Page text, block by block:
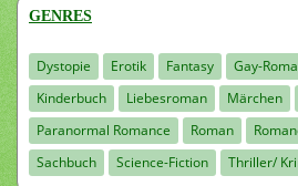
GENRES
Dystopie Erotik Fantasy Gay-
Kinderbuch
Liebesroman Märchen
Paranormal Romance
Roman
Sachbuch
Science-Fiction Thriller/